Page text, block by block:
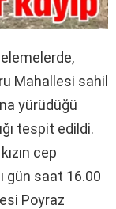
Mahallesi sahil
yürüdüğü
tespit edildi.
cep
gün saat 16.00
Poyraz